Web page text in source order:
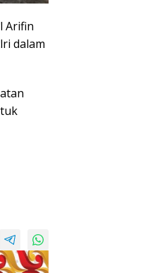
Arifin
dalam